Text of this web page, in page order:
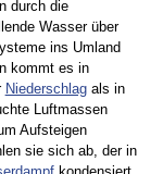
durch die
Wasser über
ins Umland
kommt es in
Niederschlagals in
Luftmassen
Aufsteigen
sie sich ab, der in